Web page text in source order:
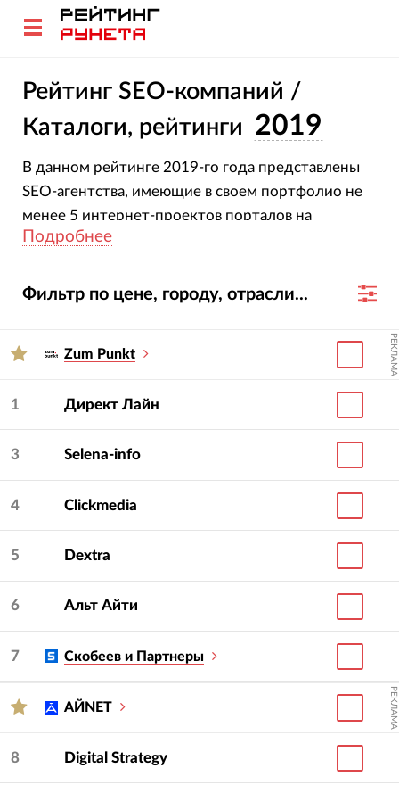
Рейтинг SEO-компаний /
Каталоги, рейтинги 2019
В данном рейтинге 2019-го года представлены
SEO-агентства, имеющие в своем портфолио не
менее 5 интернет-проектов порталов на
продвижении.
Подробнее
Фильтр по цене, городу, отрасли...
Zum Punkt РЕКЛАМА
1 Директ Лайн
3 Selena-info
4 Clickmedia
5 Dextra
6 Альт Айти
7 Скобеев и Партнеры
АЙNET РЕКЛАМА
8 Digital Strategy